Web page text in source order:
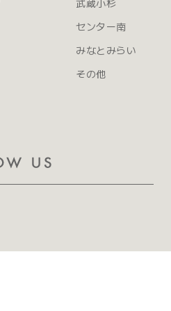
センター南
みなとみらい
その他